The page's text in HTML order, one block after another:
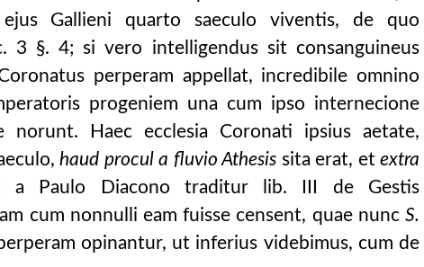
ejus Gallieni quarto saeculo viventis, de quo
3 §. 4; si vero intelligendus sit consanguineus
perperam appellat, incredibile omnino
progeniem una cum ipso internecione
norunt. Haec ecclesia Coronati ipsius aetate,
haud procul a fluvio Athesis sita erat, etextra
Paulo Diacono traditur lib. III de Gestis
cum nonnulli eam fuisse censent, quae nunc S.
opinantur, ut inferius videbimus, cum de